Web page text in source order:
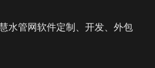
水管网软件定制、开发、外包